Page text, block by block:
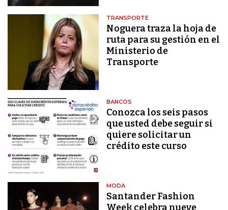
TRANSPORTE
Noguera traza la hoja de
ruta para su gestión en el
Ministerio de
Transporte
BANCOS
Conozca los seis pasos
que usted debe seguir si
quiere solicitar un
crédito este curso
MODA
Santander Fashion
Week celebra nueve